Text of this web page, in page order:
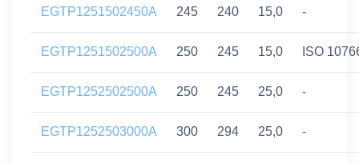
EGTP1251502450A 245 240 15,0 -
EGTP1251502500A 250 245 15,0 ISO
EGTP1252502500A 250 245 25,0 -
EGTP1252503000A 300 294 25,0 -